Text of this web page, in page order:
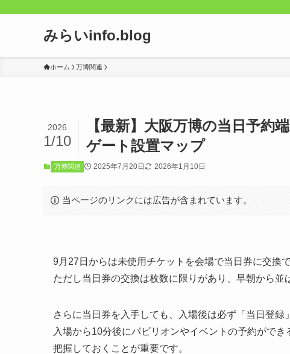
みらいinfo.blog
ホーム 万博関連
【最新】大阪万博の当日予約
ゲート設置マップ
2026
1/10
万博関連 2025年7月20日 2026年1月10日
当ページのリンクには広告が含まれています。
9月27日からは未使用チケットを会場で当日券に交換
ただし当日券の交換は枚数に限りがあり、早朝から並
さらに当日券を入手しても、入場後は必ず「当日登録
入場から10分後にパビリオンやイベントの予約がで
把握しておくことが重要です。